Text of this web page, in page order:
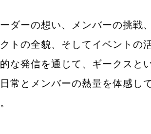
ダーの想い、メンバーの挑戦
トの全貌、そしてイベントの
な発信を通じて、ギークスと
常とメンバーの熱量を体感し